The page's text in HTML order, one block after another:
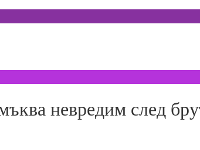
невредим след